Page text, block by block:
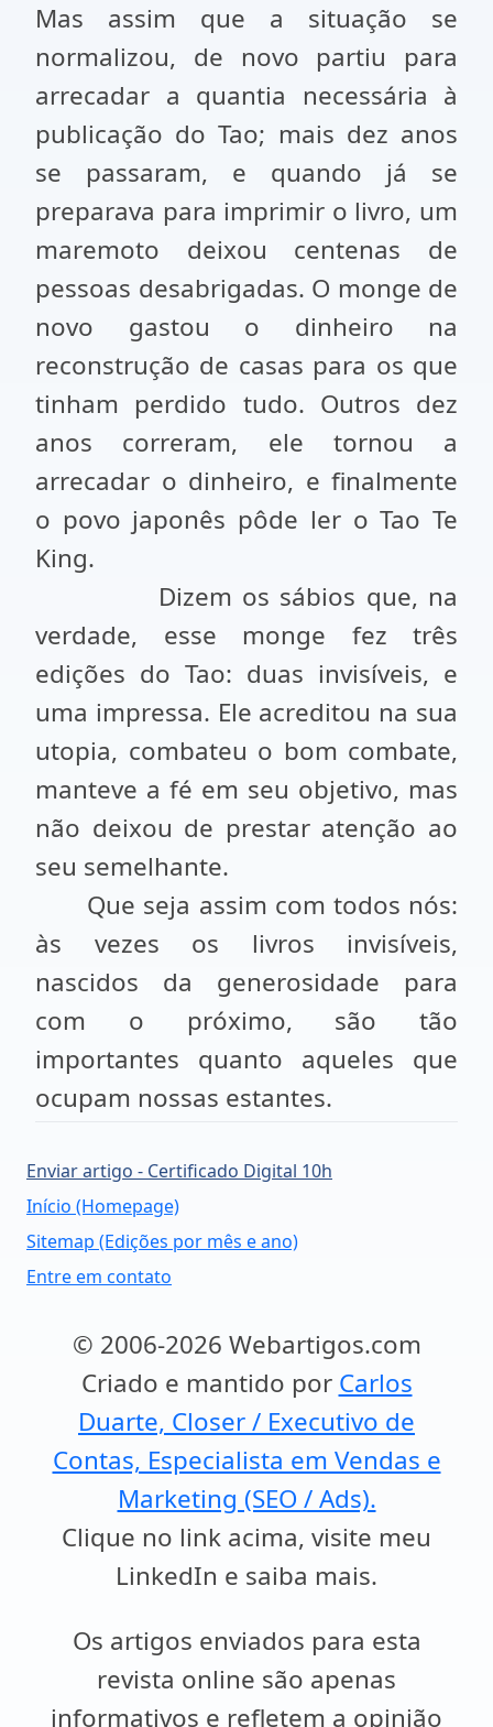
Mas assim que a situação se
normalizou, de novo partiu para
arrecadar a quantia necessária à
publicação do Tao; mais dez anos
se passaram, e quando já se
preparava para imprimir o livro, um
maremoto deixou centenas de
pessoas desabrigadas. O monge de
novo gastou o dinheiro na
reconstrução de casas para os que
tinham perdido tudo. Outros dez
anos correram, ele tornou a
arrecadar o dinheiro, e finalmente
o povo japonês pôde ler o Tao Te
King.
Dizem os sábios que, na
verdade, esse monge fez três
edições do Tao: duas invisíveis, e
uma impressa. Ele acreditou na sua
utopia, combateu o bom combate,
manteve a fé em seu objetivo, mas
não deixou de prestar atenção ao
seu semelhante.
Que seja assim com todos nós:
às vezes os livros invisíveis,
nascidos da generosidade para
com o próximo, são tão
importantes quanto aqueles que
ocupam nossas estantes.
Enviar artigo - Certificado Digital 10h
Início (Homepage)
Sitemap (Edições por mês e ano)
Entre em contato
© 2006-2026 Webartigos.com
Criado e mantido por Carlos
Duarte, Closer / Executivo de
Contas, Especialista em Vendas e
Marketing (SEO / Ads).
Clique no link acima, visite meu
LinkedIn e saiba mais.
Os artigos enviados para esta
revista online são apenas
informativos e refletem a opinião